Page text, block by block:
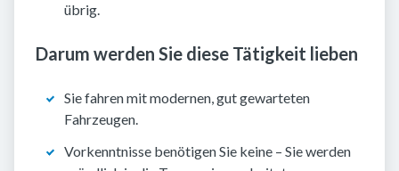
übrig.
Darum werden Sie diese Tätigkeit lieben
Sie fahren mit modernen, gut gewarteten
Fahrzeugen.
Vorkenntnisse benötigen Sie keine – Sie werden